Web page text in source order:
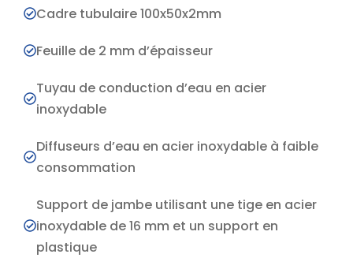
Cadre tubulaire 100x50x2mm
Feuille de 2 mm d’épaisseur
Tuyau de conduction d’eau en acier
inoxydable
Diffuseurs d’eau en acier inoxydable à faible
consommation
Support de jambe utilisant une tige en acier
inoxydable de 16 mm et un support en
plastique